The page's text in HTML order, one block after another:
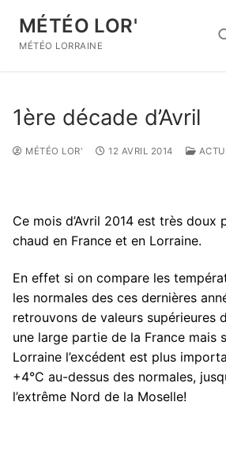
contenu
MÉTÉO LOR'
MÉTÉO LORRAINE
1ère décade d’Avril
MÉTÉO LOR' 12 AVRIL 2014
Ce mois d’Avril 2014 est très doux
chaud en France et en Lorraine.
En effet si on compare les
les normales des ces dernières
retrouvons de valeurs supérieures
une large partie de la France mais
Lorraine l’excédent est plus
+4°C au-dessus des normales,
l’extrême Nord de la Moselle!